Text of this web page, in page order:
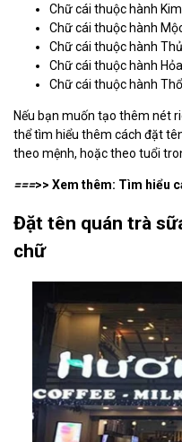
Chữ cái thuộc hành Kim:
Chữ cái thuộc hành
Chữ cái thuộc hành
Chữ cái thuộc hành
Chữ cái thuộc hành Thổ:
Nếu bạn muốn tạo thêm nét
thể tìm hiểu thêm cách đặt
theo mệnh, hoặc theo tuổi
===>> Xem thêm: Tìm hiểu
Đặt tên quán trà
chữ